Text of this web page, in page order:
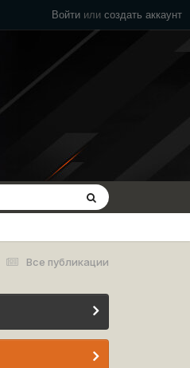
Войти или создать аккаунт
Все публикации